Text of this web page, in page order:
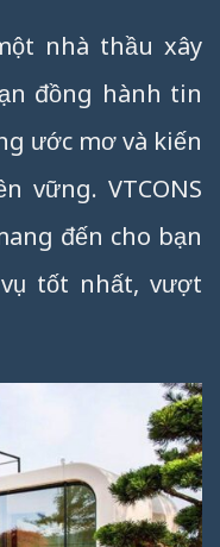
nhà thầu xây
đồng hành tin
ước mơ và kiến
vững. VTCONS
đến cho bạn
tốt nhất, vượt